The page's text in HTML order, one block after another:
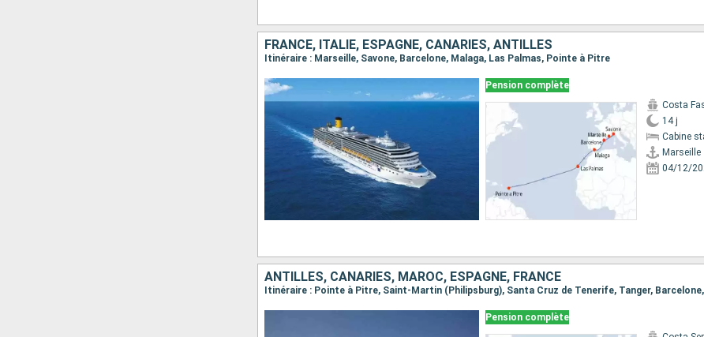
FRANCE, ITALIE, ESPAGNE, CANARIES, ANTILLES
Itinéraire : Marseille, Savone, Barcelone, Malaga, Las Palmas, Pointe à Pitre
Pension complète
Costa
14 j
Cabine
Marseille
04/12/
ANTILLES, CANARIES, MAROC, ESPAGNE, FRANCE
Itinéraire : Pointe à Pitre, Saint-Martin (Philipsburg), Santa Cruz de Tenerife, Tanger,
Pension complète